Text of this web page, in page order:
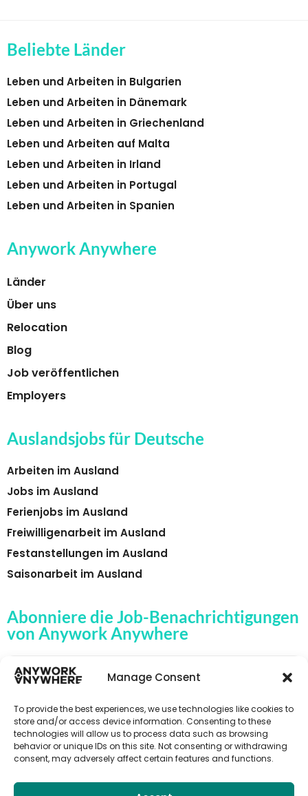
Manage Consent
To provide the best experiences, we use technologies like cookies to
store and/or access device information. Consenting to these
technologies will allow us to process data such as browsing
behavior or unique IDs on this site. Not consenting or withdrawing
consent, may adversely affect certain features and functions.
Beliebte Länder
Leben und Arbeiten in Bulgarien
Leben und Arbeiten in Dänemark
Leben und Arbeiten in Griechenland
Leben und Arbeiten auf Malta
Leben und Arbeiten in Irland
Leben und Arbeiten in Portugal
Leben und Arbeiten in Spanien
Anywork Anywhere
Länder
Über uns
Relocation
Blog
Job veröffentlichen
Employers
Auslandsjobs für Deutsche
Arbeiten im Ausland
Jobs im Ausland
Ferienjobs im Ausland
Freiwilligenarbeit im Ausland
Festanstellungen im Ausland
Saisonarbeit im Ausland
Abonniere die Job-Benachrichtigungen
von Anywork Anywhere
🌟JOB-ALERTS ERHALTEN